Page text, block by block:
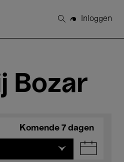
Zoeken
Inloggen
Bozar
Komende 7 dagen